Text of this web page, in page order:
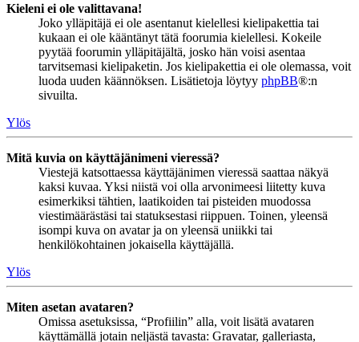
Kieleni ei ole valittavana!
Joko ylläpitäjä ei ole asentanut kielellesi kielipakettia tai
kukaan ei ole kääntänyt tätä foorumia kielellesi. Kokeile
pyytää foorumin ylläpitäjältä, josko hän voisi asentaa
tarvitsemasi kielipaketin. Jos kielipakettia ei ole olemassa, voit
luoda uuden käännöksen. Lisätietoja löytyy phpBB®:n
sivuilta.
Ylös
Mitä kuvia on käyttäjänimeni vieressä?
Viestejä katsottaessa käyttäjänimen vieressä saattaa näkyä
kaksi kuvaa. Yksi niistä voi olla arvonimeesi liitetty kuva
esimerkiksi tähtien, laatikoiden tai pisteiden muodossa
viestimäärästäsi tai statuksestasi riippuen. Toinen, yleensä
isompi kuva on avatar ja on yleensä uniikki tai
henkilökohtainen jokaisella käyttäjällä.
Ylös
Miten asetan avataren?
Omissa asetuksissa, “Profiilin” alla, voit lisätä avataren
käyttämällä jotain neljästä tavasta: Gravatar, galleriasta,